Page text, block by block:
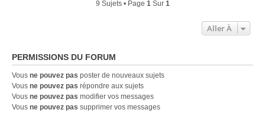
9 Sujets • Page 1Sur 1
Aller À
PERMISSIONS DU FORUM
Vous ne pouvez pas poster de nouveaux sujets
Vous ne pouvez pas répondre aux sujets
Vous ne pouvez pas modifier vos messages
Vous ne pouvez pas supprimer vos messages